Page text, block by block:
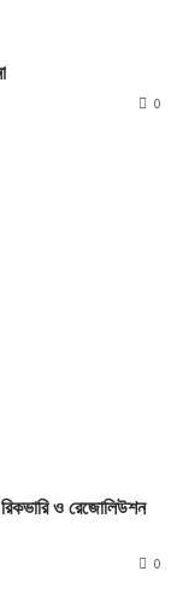
0
ও রেজোলিউশন
0